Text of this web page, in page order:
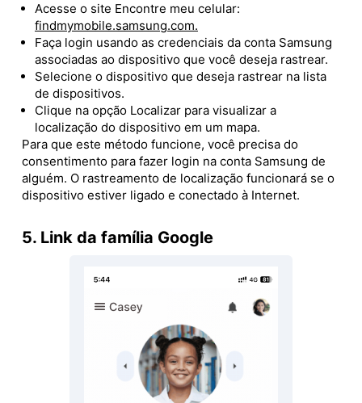
Acesse o site Encontre meu celular:
findmymobile.samsung.com.
Faça login usando as credenciais da conta Samsung
associadas ao dispositivo que você deseja rastrear.
Selecione o dispositivo que deseja rastrear na lista
de dispositivos.
Clique na opção Localizar para visualizar a
localização do dispositivo em um mapa.
Para que este método funcione, você precisa do
consentimento para fazer login na conta Samsung de
alguém. O rastreamento de localização funcionará se o
dispositivo estiver ligado e conectado à Internet.
5. Link da família Google